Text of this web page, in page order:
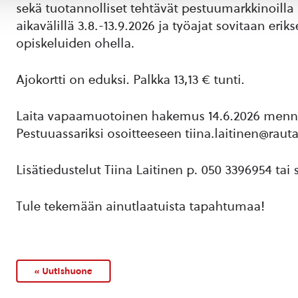
sekä tuotannolliset tehtävät pestuumarkkinoilla
aikavälillä 3.8.-13.9.2026 ja työajat sovitaan
opiskeluiden ohella.
Ajokortti on eduksi. Palkka 13,13 € tunti.
Laita vapaamuotoinen hakemus 14.6.2026
Pestuuassariksi osoitteeseen
Lisätiedustelut Tiina Laitinen p. 050 3396954 tai
Tule tekemään ainutlaatuista tapahtumaa!
« Uutishuone